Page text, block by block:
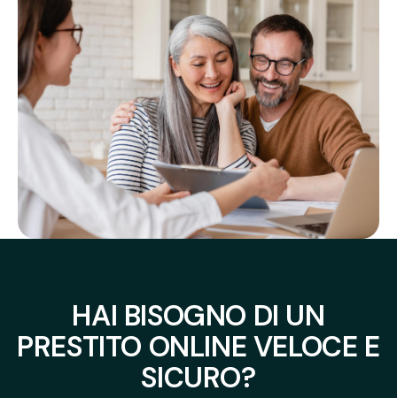
HAI BISOGNO DI UN
PRESTITO ONLINE VELOCE E
SICURO?